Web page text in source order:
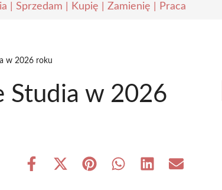
| Sprzedam | Kupię | Zamienię | Praca
w 2026 roku
Studia w 2026
Share
Share Share Share Share Share